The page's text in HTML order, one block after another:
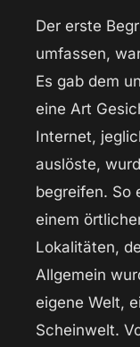
Der erste
umfassen,
Es gab dem
eine Art
Internet,
auslöste,
begreifen. So
einem
Lokalitäten,
Allgemein
eigene Welt,
Scheinwelt.